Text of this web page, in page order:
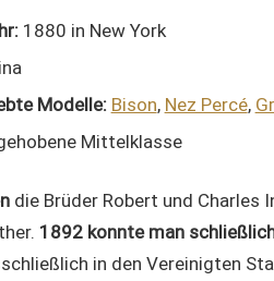
1880 in New York
Modelle: Bison, Nez Percé,
Mittelklasse
die Brüder Robert und Charles
1892 konnte man
in den Vereinigten